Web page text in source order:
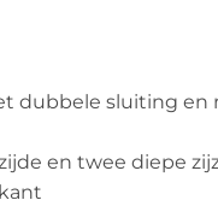
dubbele sluiting en
en twee diepe